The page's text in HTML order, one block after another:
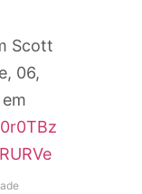
Scott
06,